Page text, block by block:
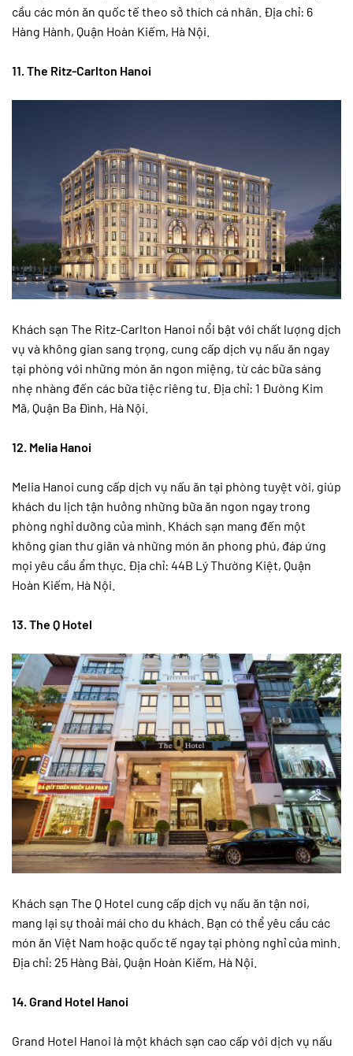
cầu các món ăn quốc tế theo sở thích cá nhân. Địa chỉ: 6
Hàng Hành, Quận Hoàn Kiếm, Hà Nội.
11. The Ritz-Carlton Hanoi
Khách sạn The Ritz-Carlton Hanoi nổi bật với chất lượng dịch
vụ và không gian sang trọng, cung cấp dịch vụ nấu ăn ngay
tại phòng với những món ăn ngon miệng, từ các bữa sáng
nhẹ nhàng đến các bữa tiệc riêng tư. Địa chỉ: 1 Đường Kim
Mã, Quận Ba Đình, Hà Nội.
12. Melia Hanoi
Melia Hanoi cung cấp dịch vụ nấu ăn tại phòng tuyệt vời, giúp
khách du lịch tận hưởng những bữa ăn ngon ngay trong
phòng nghỉ dưỡng của mình. Khách sạn mang đến một
không gian thư giãn và những món ăn phong phú, đáp ứng
mọi yêu cầu ẩm thực. Địa chỉ: 44B Lý Thường Kiệt, Quận
Hoàn Kiếm, Hà Nội.
13. The Q Hotel
Khách sạn The Q Hotel cung cấp dịch vụ nấu ăn tận nơi,
mang lại sự thoải mái cho du khách. Bạn có thể yêu cầu các
món ăn Việt Nam hoặc quốc tế ngay tại phòng nghỉ của mình.
Địa chỉ: 25 Hàng Bài, Quận Hoàn Kiếm, Hà Nội.
14. Grand Hotel Hanoi
Grand Hotel Hanoi là một khách sạn cao cấp với dịch vụ nấu